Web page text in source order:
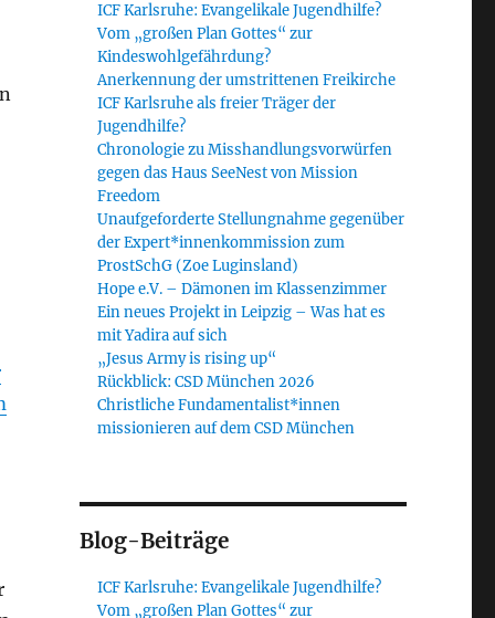
ICF Karlsruhe: Evangelikale Jugendhilfe?
Vom „großen Plan Gottes“ zur
Kindeswohlgefährdung?
Anerkennung der umstrittenen Freikirche
ICF Karlsruhe als freier Träger der
Jugendhilfe?
Chronologie zu Misshandlungsvorwürfen
gegen das Haus SeeNest von Mission
Freedom
Unaufgeforderte Stellungnahme gegenüber
der Expert*innenkommission zum
ProstSchG (Zoe Luginsland)
Hope e.V. – Dämonen im Klassenzimmer
Ein neues Projekt in Leipzig – Was hat es
mit Yadira auf sich
„Jesus Army is rising up“
Rückblick: CSD München 2026
Christliche Fundamentalist*innen
missionieren auf dem CSD München
Blog-Beiträge
ICF Karlsruhe: Evangelikale Jugendhilfe?
Vom „großen Plan Gottes“ zur